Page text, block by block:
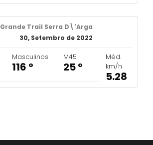
Grande Trail Serra D\'Arga
30, Setembro de 2022
Masculinos
116 º
M45
25 º
Méd.
km/h
5.28